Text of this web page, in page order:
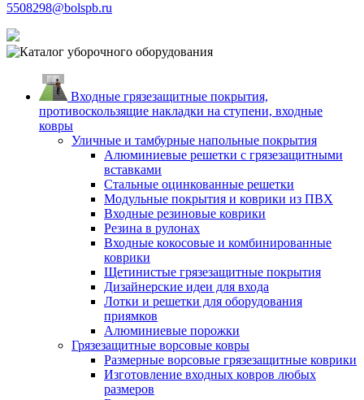
5508298@bolspb.ru
Входные грязезащитные покрытия,
противоскользящие накладки на ступени, входные
ковры
Уличные и тамбурные напольные покрытия
Алюминиевые решетки с грязезащитными
вставками
Стальные оцинкованные решетки
Модульные покрытия и коврики из ПВХ
Входные резиновые коврики
Резина в рулонах
Входные кокосовые и комбинированные
коврики
Щетинистые грязезащитные покрытия
Дизайнерские идеи для входа
Лотки и решетки для оборудования
приямков
Алюминиевые порожки
Грязезащитные ворсовые ковры
Размерные ворсовые грязезащитные коврики
Изготовление входных ковров любых
размеров